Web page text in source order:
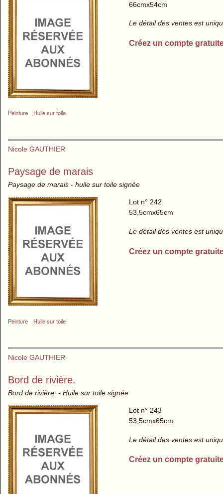
Peinture Huile sur toile
66cmx54cm
Le détail des ventes est
Créez un compte
Nicole GAUTHIER
Paysage de marais
Paysage de marais - huile sur toile signée
Peinture Huile sur toile
Lot n° 242
53,5cmx65cm
Le détail des ventes est
Créez un compte
Nicole GAUTHIER
Bord de rivière.
Bord de rivière. - Huile sur toile signée
Lot n° 243
53,5cmx65cm
Le détail des ventes est
Créez un compte